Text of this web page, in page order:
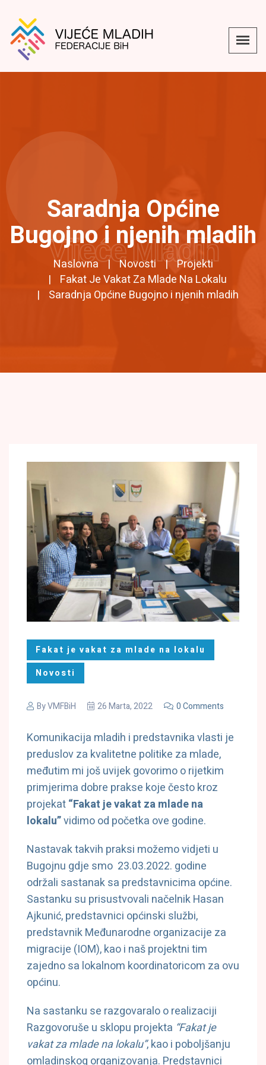
Saradnja Općine
Bugojno i njenih mladih
Naslovna Novosti
Projekti
Fakat Je Vakat Za Mlade Na Lokalu
Saradnja Općine Bugojno i njenih mladih
Vijeće Mladih
Fakat je vakat za mlade na lokalu
Novosti
ByVMFBiH 26 Marta, 2022 0 Comments
Komunikacija mladih i predstavnika vlasti je
preduslov za kvalitetne politike za mlade,
međutim mi još uvijek govorimo o rijetkim
primjerima dobre prakse koje često kroz
projekat“Fakat je vakat za mlade na
lokalu”vidimo od početka ove godine.
Nastavak takvih praksi možemo vidjeti u
Bugojnu gdje smo 23.03.2022. godine
održali sastanak sa predstavnicima općine.
Sastanku su prisustvovali načelnik Hasan
Ajkunić, predstavnici općinski službi,
predstavnik Međunarodne organizacije za
migracije (IOM), kao i naš projektni tim
zajedno sa lokalnom koordinatoricom za ovu
općinu.
Na sastanku se razgovaralo o realizaciji
Razgovoruše u sklopu projekta “Fakat je
vakat za mlade na lokalu”, kao i poboljšanju
omladinskog organizovanja. Predstavnici